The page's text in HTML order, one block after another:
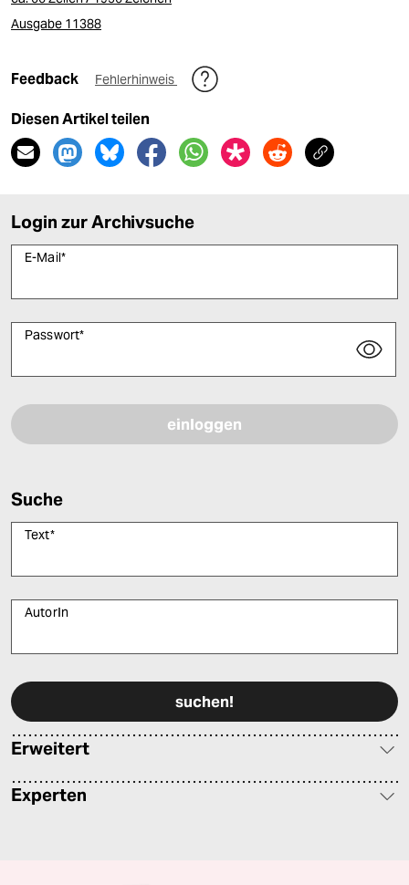
Ausgabe 11388
Feedback Fehlerhinweis
Diesen Artikel teilen
Login zur Archivsuche
E-Mail*
Passwort*
Suche
Text*
AutorIn
Erweitert
Experten